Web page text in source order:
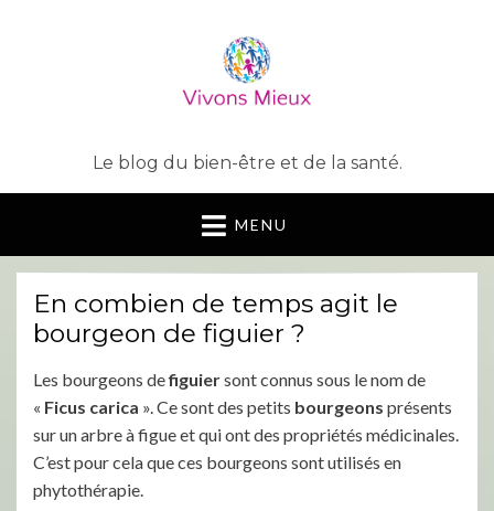
Le blog du bien-être et de la santé.
MENU
En combien de temps agit le
bourgeon de figuier ?
Les bourgeons defiguiersont connus sous le nom de
« Ficus carica ». Ce sont des petits bourgeons présents
sur un arbre à figue et qui ont des propriétés médicinales.
C’est pour cela que ces bourgeons sont utilisés en
phytothérapie.